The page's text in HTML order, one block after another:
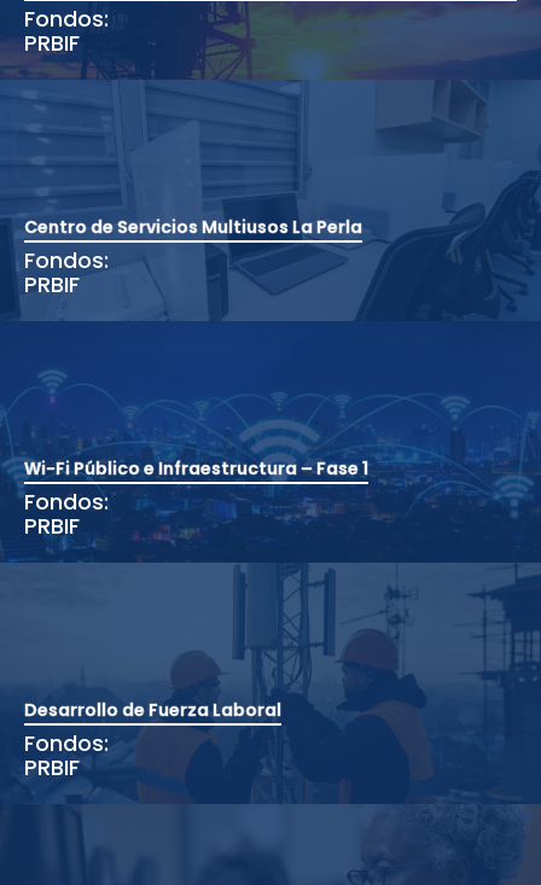
Fondos:
PRBIF
Centro de Servicios Multiusos La Perla
Fondos:
PRBIF
Wi-Fi Público e Infraestructura – Fase 1
Fondos:
PRBIF
Desarrollo de Fuerza Laboral
Fondos:
PRBIF